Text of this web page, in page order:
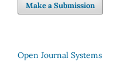
Make a Submission
Open Journal Systems